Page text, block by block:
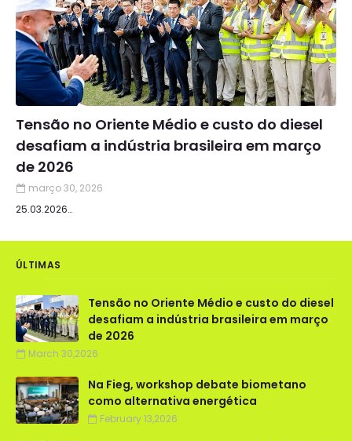
Tensão no Oriente Médio e custo do diesel
desafiam a indústria brasileira em março
de 2026
março 30, 2026
25.03.2026…
ÚLTIMAS
Tensão no Oriente Médio e custo do diesel
desafiam a indústria brasileira em março
de 2026
March 30,2026
Na Fieg, workshop debate biometano
como alternativa energética
February 13,2026